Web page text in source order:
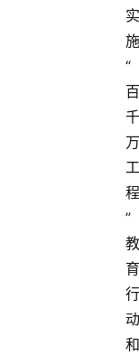
实
施
“
百
千
万
工
程
”
教
育
行
动
和